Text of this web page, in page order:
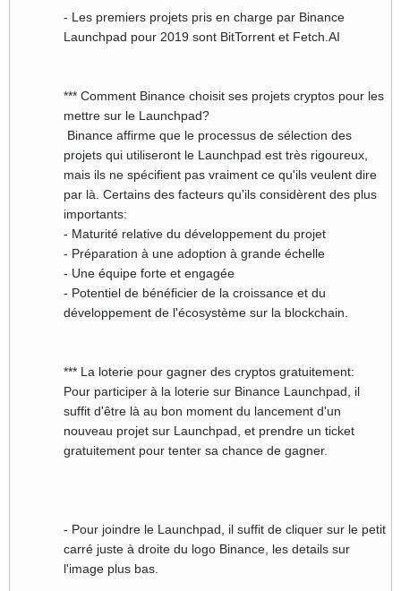
- Les premiers projets pris en charge par Binance
Launchpad pour 2019 sont BitTorrent et Fetch.AI
*** Comment Binance choisit ses projets cryptos pour les
mettre sur le Launchpad?
Binance affirme que le processus de sélection des
projets qui utiliseront le Launchpad est très rigoureux,
mais ils ne spécifient pas vraiment ce qu'ils veulent dire
par là. Certains des facteurs qu'ils considèrent des plus
importants:
- Maturité relative du développement du projet
- Préparation à une adoption à grande échelle
- Une équipe forte et engagée
- Potentiel de bénéficier de la croissance et du
développement de l'écosystème sur la blockchain.
*** La loterie pour gagner des cryptos gratuitement:
Pour participer à la loterie sur Binance Launchpad, il
suffit d'être là au bon moment du lancement d'un
nouveau projet sur Launchpad, et prendre un ticket
gratuitement pour tenter sa chance de gagner.
- Pour joindre le Launchpad, il suffit de cliquer sur le petit
carré juste à droite du logo Binance, les details sur
l'image plus bas.